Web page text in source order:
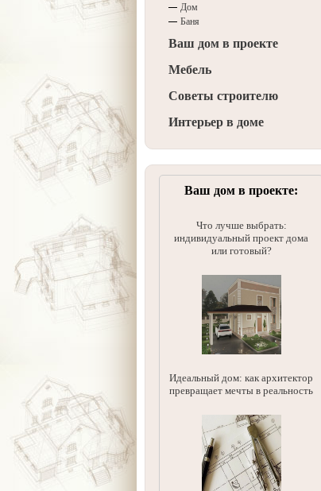
Дом
Баня
Ваш дом в проекте
Мебель
Советы строителю
Интерьер в доме
Ваш дом в проекте:
Что лучше выбрать:
индивидуальный проект дома
или готовый?
Идеальный дом: как архитектор
превращает мечты в реальность